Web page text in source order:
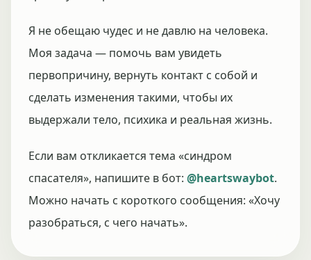
Я не обещаю чудес и не давлю на человека.
Моя задача — помочь вам увидеть
первопричину, вернуть контакт с собой и
сделать изменения такими, чтобы их
выдержали тело, психика и реальная жизнь.
Если вам откликается тема «синдром
спасателя», напишите в бот: @heartswaybot.
Можно начать с короткого сообщения: «Хочу
разобраться, с чего начать».